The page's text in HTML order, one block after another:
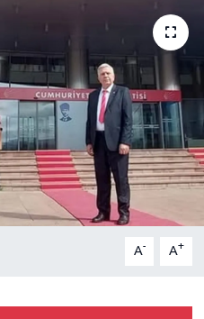
A- A+